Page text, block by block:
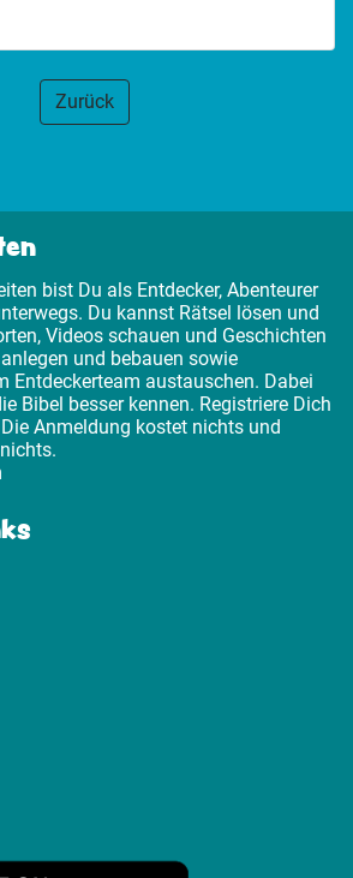
Zurück
bist Du als Entdecker, Abenteurer
Du kannst Rätsel lösen und
Videos schauen und Geschichten
und bebauen sowie
Entdeckerteam austauschen. Dabei
Bibel besser kennen. Registriere Dich
Anmeldung kostet nichts und